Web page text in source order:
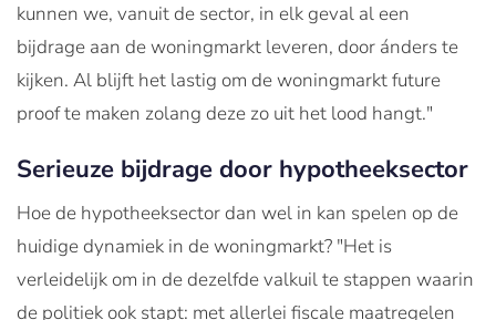
kunnen we, vanuit de sector, in elk geval al een
bijdrage aan de woningmarkt leveren, door ánders te
kijken. Al blijft het lastig om de woningmarkt future
proof te maken zolang deze zo uit het lood hangt."
Serieuze bijdrage door hypotheeksector
Hoe de hypotheeksector dan wel in kan spelen op de
huidige dynamiek in de woningmarkt? "Het is
verleidelijk om in de dezelfde valkuil te stappen waarin
de politiek ook stapt: met allerlei fiscale maatregelen